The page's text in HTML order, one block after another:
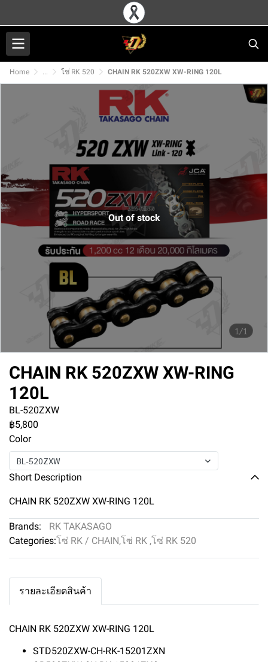
Home ... โซ่ RK 520 CHAIN RK 520ZXW XW-RING 120L
1/1
Out of stock
CHAIN RK 520ZXW XW-RING
120L
BL-520ZXW
฿5,800
Color
BL-520ZXW
Short Description
CHAIN RK 520ZXW XW-RING 120L
Brands:
RK TAKASAGO
Categories:โซ่ RK / CHAIN,โซ่ RK ,โซ่ RK 520
รายละเอียดสินค้า
CHAIN RK 520ZXW XW-RING 120L
STD520ZXW-CH-RK-15201ZXN